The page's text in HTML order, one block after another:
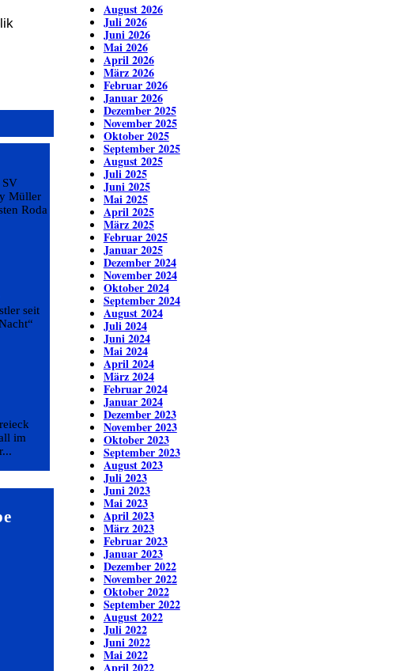
SV
Müller
Roda
seit
im
August 2026
Juli 2026
Juni 2026
Mai 2026
April 2026
März 2026
Februar 2026
Januar 2026
Dezember 2025
November 2025
Oktober 2025
September 2025
August 2025
Juli 2025
Juni 2025
Mai 2025
April 2025
März 2025
Februar 2025
Januar 2025
Dezember 2024
November 2024
Oktober 2024
September 2024
August 2024
Juli 2024
Juni 2024
Mai 2024
April 2024
März 2024
Februar 2024
Januar 2024
Dezember 2023
November 2023
Oktober 2023
September 2023
August 2023
Juli 2023
Juni 2023
Mai 2023
April 2023
März 2023
Februar 2023
Januar 2023
Dezember 2022
November 2022
Oktober 2022
September 2022
August 2022
Juli 2022
Juni 2022
Mai 2022